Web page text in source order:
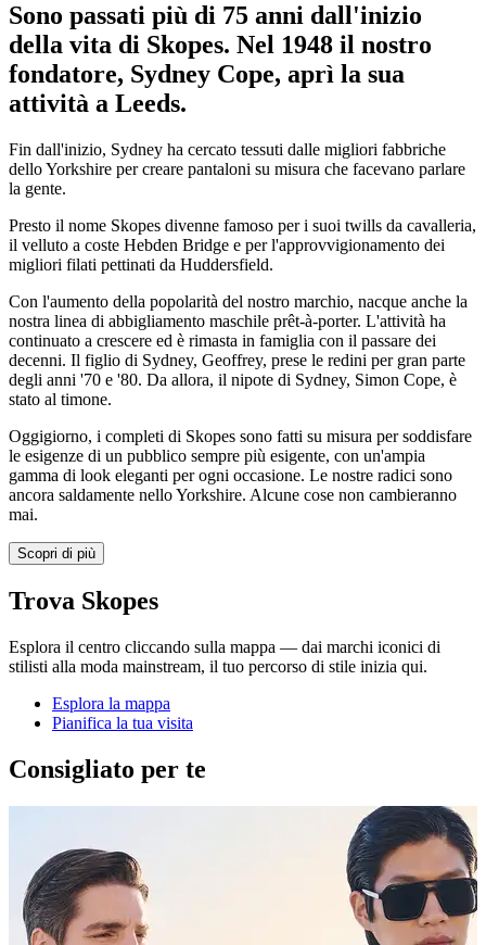
Sono passati più di 75 anni dall'inizio
della vita di Skopes. Nel 1948 il nostro
fondatore, Sydney Cope, aprì la sua
attività a Leeds.
Fin dall'inizio, Sydney ha cercato tessuti dalle migliori fabbriche
dello Yorkshire per creare pantaloni su misura che facevano parlare
la gente.
Presto il nome Skopes divenne famoso per i suoi twills da cavalleria,
il velluto a coste Hebden Bridge e per l'approvvigionamento dei
migliori filati pettinati da Huddersfield.
Con l'aumento della popolarità del nostro marchio, nacque anche la
nostra linea di abbigliamento maschile prêt-à-porter. L'attività ha
continuato a crescere ed è rimasta in famiglia con il passare dei
decenni. Il figlio di Sydney, Geoffrey, prese le redini per gran parte
degli anni '70 e '80. Da allora, il nipote di Sydney, Simon Cope, è
stato al timone.
Oggigiorno, i completi di Skopes sono fatti su misura per soddisfare
le esigenze di un pubblico sempre più esigente, con un'ampia
gamma di look eleganti per ogni occasione. Le nostre radici sono
ancora saldamente nello Yorkshire. Alcune cose non cambieranno
mai.
Scopri di più
Trova Skopes
Esplora il centro cliccando sulla mappa — dai marchi iconici di
stilisti alla moda mainstream, il tuo percorso di stile inizia qui.
Esplora la mappa
Pianifica la tua visita
Consigliato per te